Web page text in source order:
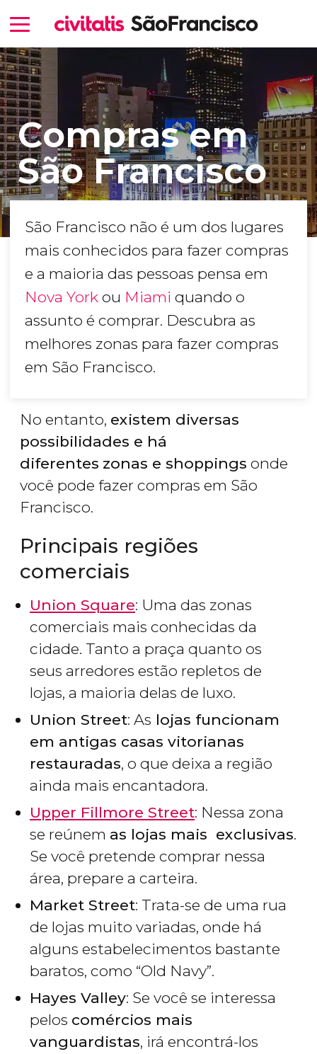
Compras em
São Francisco
São Francisco não é um dos lugares
mais conhecidos para fazer compras
e a maioria das pessoas pensa em
Nova York ou Miami quando o
assunto é comprar. Descubra as
melhores zonas para fazer compras
em São Francisco.
No entanto, existem diversas
possibilidades e há
diferentes zonas e shoppings onde
você pode fazer compras em São
Francisco.
Principais regiões
comerciais
Union Square: Uma das zonas
comerciais mais conhecidas da
cidade. Tanto a praça quanto os
seus arredores estão repletos de
lojas, a maioria delas de luxo.
Union Street: As lojas funcionam
em antigas casas vitorianas
restauradas, o que deixa a região
ainda mais encantadora.
Upper Fillmore Street: Nessa zona
se reúnem as lojas mais exclusivas.
Se você pretende comprar nessa
área, prepare a carteira.
Market Street: Trata-se de uma rua
de lojas muito variadas, onde há
alguns estabelecimentos bastante
baratos, como “Old Navy”.
Hayes Valley: Se você se interessa
pelos comércios mais
vanguardistas, irá encontrá-los